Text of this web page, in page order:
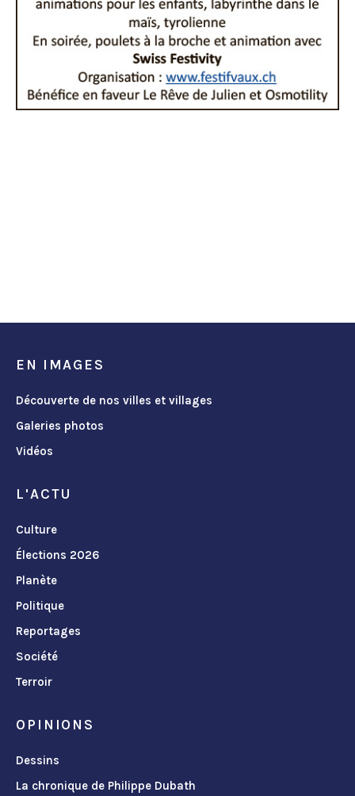
EN IMAGES
Découverte de nos villes et villages
Galeries photos
Vidéos
L'ACTU
Culture
Élections 2026
Planète
Politique
Reportages
Société
Terroir
OPINIONS
Dessins
La chronique de Philippe Dubath